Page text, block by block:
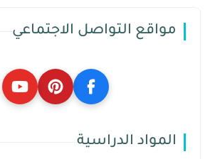
مواقع التواصل الاجتماعي
المواد الدراسية